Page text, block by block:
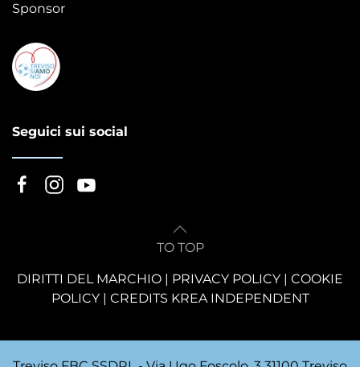
Sponsor
Seguici sui social
TO TOP
DIRITTI DEL MARCHIO | PRIVACY POLICY | COOKIE
POLICY| CREDITS KREA INDEPENDENT